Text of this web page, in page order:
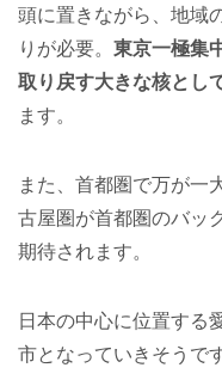
頭に置きながら、地域
りが必要。 東京一極集
取り戻す大きな核とし
ます。
また、首都圏で万が一
古屋圏が首都圏のバッ
期待されます。
日本の中心に位置する
市となっていきそうです